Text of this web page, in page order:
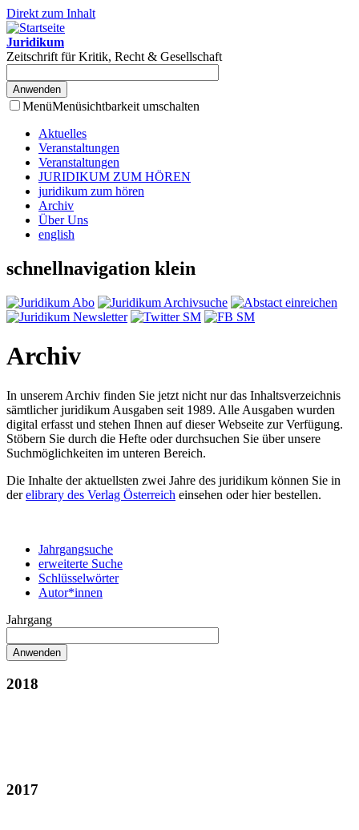
Direkt zum Inhalt
Juridikum
Zeitschrift für Kritik, Recht & Gesellschaft
MenüMenüsichtbarkeit umschalten
Aktuelles
Veranstaltungen
Veranstaltungen
JURIDIKUM ZUM HÖREN
juridikum zum hören
Archiv
Über Uns
english
schnellnavigation klein
Archiv
In unserem Archiv finden Sie jetzt nicht nur das Inhaltsverzeichnis
sämtlicher juridikum Ausgaben seit 1989. Alle Ausgaben wurden
digital erfasst und stehen Ihnen auf dieser Webseite zur Verfügung.
Stöbern Sie durch die Hefte oder durchsuchen Sie über unsere
Suchmöglichkeiten im unteren Bereich.
Die Inhalte der aktuellsten zwei Jahre des juridikum können Sie in
derelibrary des Verlag Österreich einsehen oder hier bestellen.
Jahrgangsuche
erweiterte Suche
Schlüsselwörter
Autor*innen
Jahrgang
2018
2017